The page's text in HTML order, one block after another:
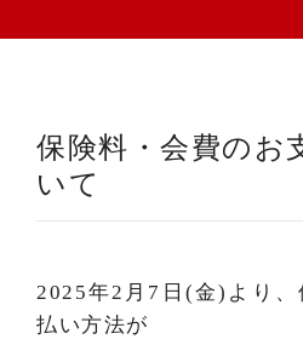
保険料・会費のお
いて
2025年2月7日(金)より、
払い方法が